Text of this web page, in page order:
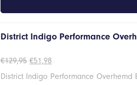
District Indigo Performance
€129,95 Oorspronkelijke
was:
€51,98Huidige
is:
District Indigo Performance Overhemd